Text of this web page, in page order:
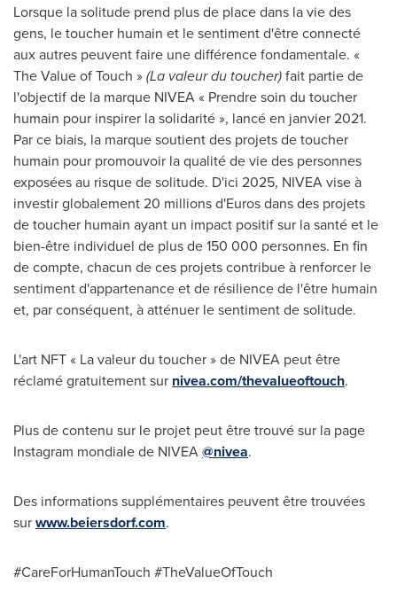
Lorsque la solitude prend plus de place dans la vie des
gens, le toucher humain et le sentiment d'être connecté
aux autres peuvent faire une différence fondamentale. «
The Value of Touch »(La valeur du toucher)fait partie de
l'objectif de la marque NIVEA « Prendre soin du toucher
humain pour inspirer la solidarité », lancé en janvier 2021.
Par ce biais, la marque soutient des projets de toucher
humain pour promouvoir la qualité de vie des personnes
exposées au risque de solitude. D'ici 2025, NIVEA vise à
investir globalement 20 millions d'Euros dans des projets
de toucher humain ayant un impact positif sur la santé et le
bien-être individuel de plus de 150 000 personnes. En fin
de compte, chacun de ces projets contribue à renforcer le
sentiment d'appartenance et de résilience de l'être humain
et, par conséquent, à atténuer le sentiment de solitude.
L'art NFT « La valeur du toucher » de NIVEA peut être
réclamé gratuitement sur nivea.com/thevalueoftouch.
Plus de contenu sur le projet peut être trouvé sur la page
Instagram mondiale de NIVEA@nivea.
Des informations supplémentaires peuvent être trouvées
surwww.beiersdorf.com.
#CareForHumanTouch #TheValueOfTouch